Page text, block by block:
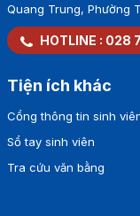
Quang Trung, Phường
HOTLINE : 028
Tiện ích khác
Cổng thông tin sinh
Sổ tay sinh viên
Tra cứu văn bằng